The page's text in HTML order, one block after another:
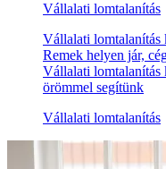
Vállalati lomtalanítás
Vállalati lomtalanítás
Remek helyen jár,
Vállalati lomtalanítás
örömmel segítünk
Vállalati lomtalanítás